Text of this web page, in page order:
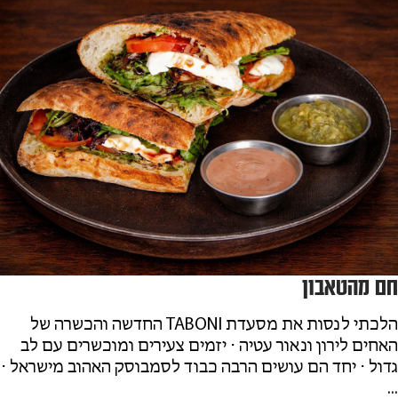
חם מהטאבון
הלכתי לנסות את מסעדת TABONI החדשה והכשרה של
האחים לירון ונאור עטיה ⋅ יזמים צעירים ומוכשרים עם לב
גדול ⋅ יחד הם עושים הרבה כבוד לסמבוסק האהוב מישראל ⋅
...